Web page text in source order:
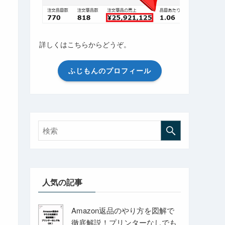
詳しくはこちらからどうぞ。
ふじもんのプロフィール
人気の記事
Amazon返品のやり方を図解で
徹底解説！プリンターなしでも